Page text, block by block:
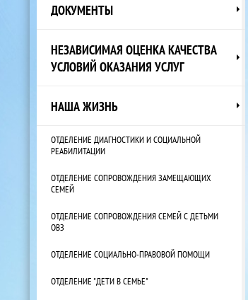
ДОКУМЕНТЫ
НЕЗАВИСИМАЯ ОЦЕНКА КАЧЕСТВА
УСЛОВИЙ ОКАЗАНИЯ УСЛУГ
НАША ЖИЗНЬ
ОТДЕЛЕНИЕ ДИАГНОСТИКИ И СОЦИАЛЬНОЙ
РЕАБИЛИТАЦИИ
ОТДЕЛЕНИЕ СОПРОВОЖДЕНИЯ ЗАМЕЩАЮЩИХ
СЕМЕЙ
ОТДЕЛЕНИЕ СОПРОВОЖДЕНИЯ СЕМЕЙ С ДЕТЬМИ
ОВЗ
ОТДЕЛЕНИЕ СОЦИАЛЬНО-ПРАВОВОЙ ПОМОЩИ
ОТДЕЛЕНИЕ "ДЕТИ В СЕМЬЕ"